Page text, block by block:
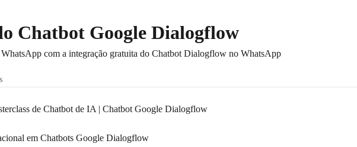
Chatbot Google Dialogflow
com a integração gratuita do Chatbot Dialogflow no WhatsApp
de Chatbot de IA | Chatbot Google Dialogflow
em Chatbots Google Dialogflow